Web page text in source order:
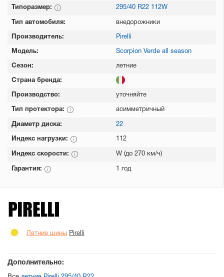
Типоразмер: 295/40 R22 112W
Тип автомобиля: внедорожники
Производитель: Pirelli
Модель: Scorpion Verde all season
Сезон: летние
Страна бренда:
Производство: уточняйте
Тип протектора: асимметричный
Диаметр диска: 22
Индекс нагрузки: 112
Индекс скорости: W (до 270 км/ч)
Гарантия: 1 год
Летние шины Pirelli
Дополнительно: